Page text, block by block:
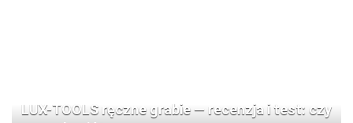
LUX-TOOLS ręczne grabie — recenzja i test: czy